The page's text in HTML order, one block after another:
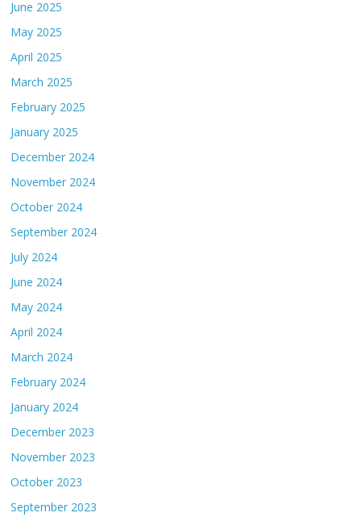
June 2025
May 2025
April 2025
March 2025
February 2025
January 2025
December 2024
November 2024
October 2024
September 2024
July 2024
June 2024
May 2024
April 2024
March 2024
February 2024
January 2024
December 2023
November 2023
October 2023
September 2023